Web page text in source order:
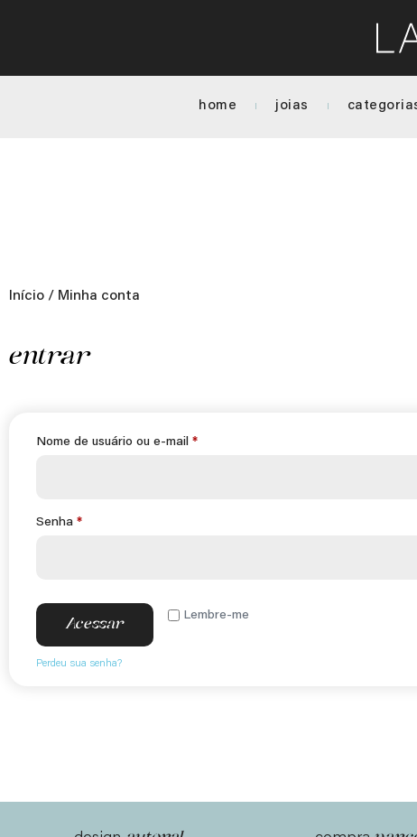
home joias
Início / Minha conta
entrar
Nome de usuário ou e-mail *
Senha *
Lembre-me
Acessar
Perdeu sua senha?